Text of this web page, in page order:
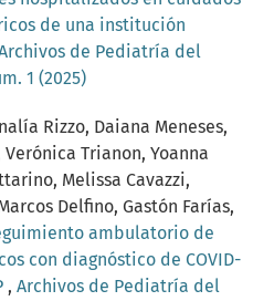
de una institución
de Pediatría del
1 (2025)
Rizzo, Daiana Meneses,
Trianon, Yoanna
Melissa Cavazzi,
Delfino, Gastón Farías,
ambulatorio de
con diagnóstico de COVID-
, Archivos de Pediatría del